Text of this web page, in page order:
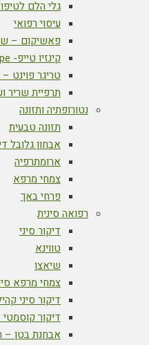
גלי הלם
עיסוי רפואי
פאשיקום –
קינזיו טייפ- kinesio tape
טריגר פוינט – trigger point therapy
תרפיית שריר
נטורופתיה ותזונה
תזונה טבעית
אבחון גלובל
ארומתרפיה
צמחי מרפא
פרחי באך
רפואה סינית
דיקור סיני
טווינא
שיאצו
צמחי מרפא
דיקור סיני
דיקור
אבחנת בטן –